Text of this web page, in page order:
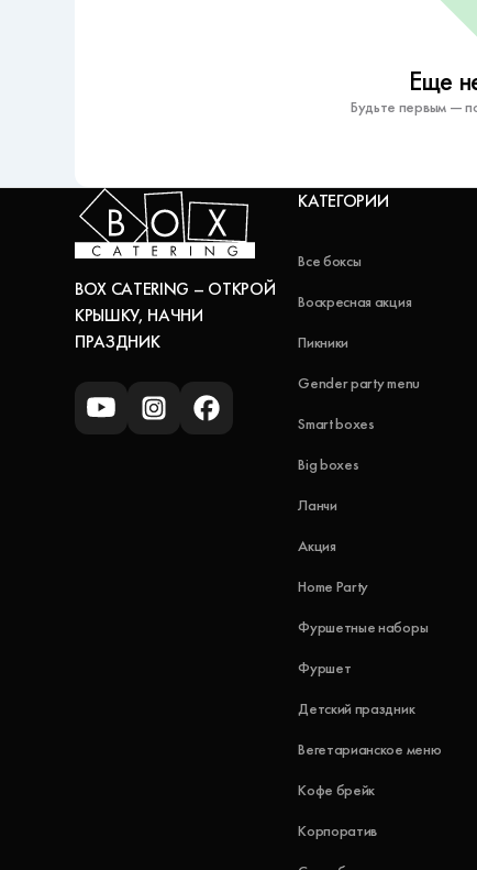
Еще
Будьте первым —
BOX CATERING – ОТКРОЙ
КРЫШКУ, НАЧНИ
ПРАЗДНИК
КАТЕГОРИИ
Все боксы
Воскресная акция
Пикники
Gender party menu
Smart boxes
Big boxes
Ланчи
Акция
Home Party
Фуршетные наборы
Фуршет
Детский праздник
Вегетарианское меню
Кофе брейк
Корпоратив